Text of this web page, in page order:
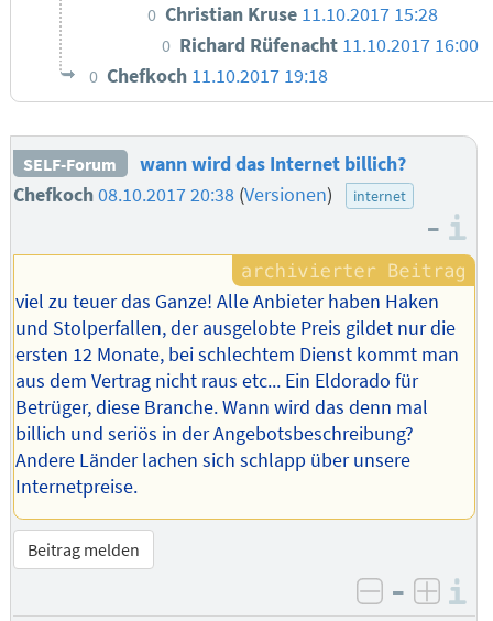
0 Christian Kruse 11.10.2017 15:28
0 Richard Rüfenacht 11.10.2017 16:00
0 Chefkoch 11.10.2017 19:18
SELF-Forum
wann wird das Internet billich?
Chefkoch08.10.2017 20:38 (Versionen) internet
–
viel zu teuer das Ganze! Alle Anbieter haben Haken
und Stolperfallen, der ausgelobte Preis gildet nur die
ersten 12 Monate, bei schlechtem Dienst kommt man
aus dem Vertrag nicht raus etc... Ein Eldorado für
Betrüger, diese Branche. Wann wird das denn mal
billich und seriös in der Angebotsbeschreibung?
Andere Länder lachen sich schlapp über unsere
Internetpreise.
Beitrag melden
negativ
–